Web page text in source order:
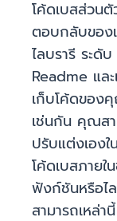
โค้ดเบสส่วน
ตอบกลับของ
ไลบรารี ระดั
Readme แล
เก็บโค้ดของ
เช่นกัน คุณส
ปรับแต่งเอง
โค้ดเบสภายใ
ฟังก์ชันหรือไล
สามารถเหล่